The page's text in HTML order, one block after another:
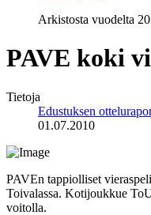
Arkistosta vuodelta
PAVE koki
Tietoja
Edustuksen
01.07.2010
PAVEn tappiolliset
Toivalassa. Kotijoukkue
voitolla.